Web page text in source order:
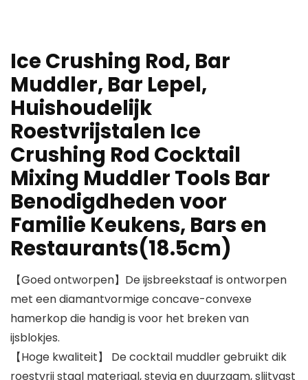
Ice Crushing Rod, Bar
Muddler, Bar Lepel,
Huishoudelijk
Roestvrijstalen Ice
Crushing Rod Cocktail
Mixing Muddler Tools Bar
Benodigdheden voor
Familie Keukens, Bars en
Restaurants(18.5cm)
【Goed ontworpen】De ijsbreekstaaf is ontworpen
met een diamantvormige concave-convexe
hamerkop die handig is voor het breken van
ijsblokjes.
【Hoge kwaliteit】 De cocktail muddler gebruikt dik
roestvrij staal materiaal, stevig en duurzaam, slijtvast